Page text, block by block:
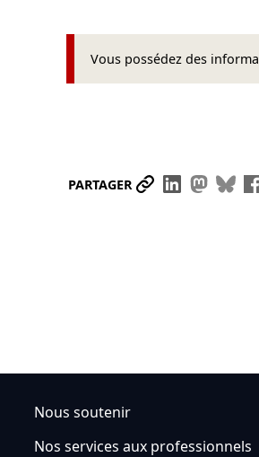
Vous possédez des
PARTAGER Partager le lien
Partager
Nous soutenir
Nos services aux professionnels